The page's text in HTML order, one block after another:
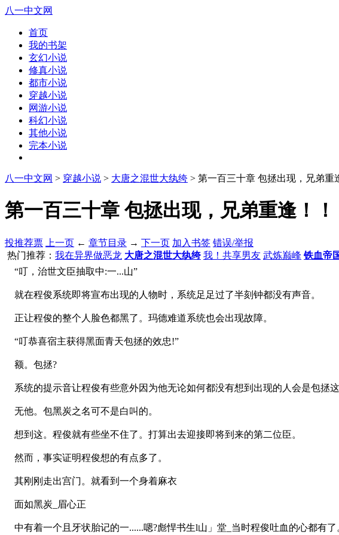
八一中文网
首页
我的书架
玄幻小说
修真小说
都市小说
穿越小说
网游小说
科幻小说
其他小说
完本小说
八一中文网 > 穿越小说 > 大唐之混世大纨绔 > 第一百三十章 包拯出现，兄弟重
第一百三十章 包拯出现，兄弟重逢！！
投推荐票 上一页 ← 章节目录 → 下一页 加入书签 错误/举报
热门推荐： 我在异界做恶龙 大唐之混世大纨绔 我！共享男友 武炼巅峰 铁血帝
“叮，治世文臣抽取中:一...山”
就在程俊系统即将宣布出现的人物时，系统足足过了半刻钟都没有声音。
正让程俊的整个人脸色都黑了。玛德难道系统也会出现故障。
“叮恭喜宿主获得黑面青天包拯的效忠!”
额。包拯?
系统的提示音让程俊有些意外因为他无论如何都没有想到出现的人会是包拯
无他。包黑炭之名可不是白叫的。
想到这。程俊就有些坐不住了。打算出去迎接即将到来的第二位臣。
然而，事实证明程俊想的有点多了。
其刚刚走出宫门。就看到一个身着麻衣
面如黑炭_眉心正
中有着一个且牙状胎记的一......嗯?彪悍书生l山」堂_当时程俊吐血的心都有了